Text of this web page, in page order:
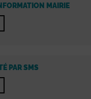
MAIRIE
PAR SMS